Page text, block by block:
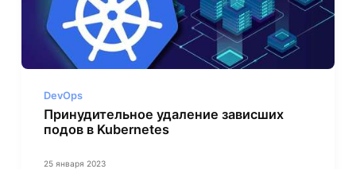
DevOps
Принудительное удаление зависших
подов в Kubernetes
25 января 2023